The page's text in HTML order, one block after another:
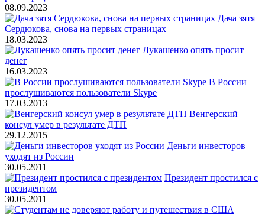
08.09.2023
Дача зятя
Сердюкова, снова на первых страницах
18.03.2023
Лукашенко опять просит
денег
16.03.2023
В России
прослушиваются пользователи Skype
17.03.2013
Венгерский
консул умер в результате ДТП
29.12.2015
Деньги инвесторов
уходят из России
30.05.2011
Президент простился с
президентом
30.05.2011